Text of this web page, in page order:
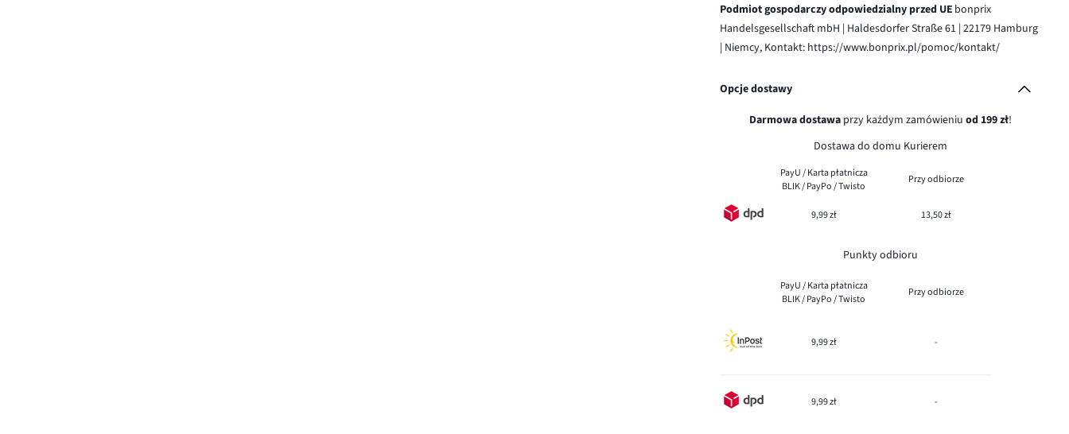
Podmiot gospodarczy odpowiedzialny przed UE bonprix
Handelsgesellschaft mbH | Haldesdorfer Straße 61 | 22179 Hamburg
| Niemcy, Kontakt: https://www.bonprix.pl/pomoc/kontakt/
Opcje dostawy
Darmowa dostawaprzy każdym zamówieniu od 199 zł!
Dostawa do domu Kurierem
PayU / Karta płatnicza
BLIK / PayPo / Twisto
Przy odbiorze
9,99 zł 13,50 zł
Punkty odbioru
PayU / Karta płatnicza
BLIK / PayPo / Twisto
Przy odbiorze
9,99 zł -
9,99 zł -